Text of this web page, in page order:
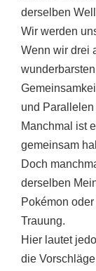
derselben
Wir werden
Wenn wir drei
und
Manchmal ist
gemeinsam
Doch
derselben
Pokémon
Trauung.
Hier lautet
die